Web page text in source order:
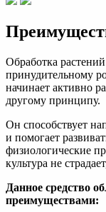
Обработка
принудительному
начинает активно
другому принципу.
Он способствует
и помогает
физиологические
культура не
Данное средство
преимуществами: